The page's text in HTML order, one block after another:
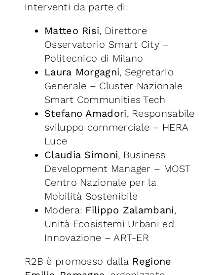
interventi da parte di:
Matteo Risi, Direttore
Osservatorio Smart City –
Politecnico di Milano
Laura Morgagni, Segretario
Generale – Cluster Nazionale
Smart Communities Tech
Stefano Amadori, Responsabile
sviluppo commerciale – HERA
Luce
Claudia Simoni, Business
Development Manager – MOST
Centro Nazionale per la
Mobilità Sostenibile
Modera: Filippo Zalambani,
Unità Ecosistemi Urbani ed
Innovazione – ART-ER
R2B è promosso dalla Regione